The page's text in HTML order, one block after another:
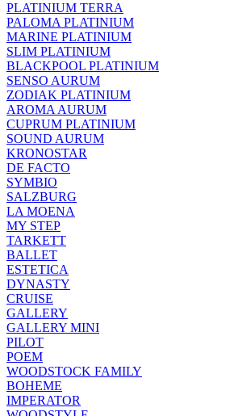
PLATINIUM TERRA
PALOMA PLATINIUM
MARINE PLATINIUM
SLIM PLATINIUM
BLACKPOOL PLATINIUM
SENSO AURUM
ZODIAK PLATINIUM
AROMA AURUM
CUPRUM PLATINIUM
SOUND AURUM
KRONOSTAR
DE FACTO
SYMBIO
SALZBURG
LA MOENA
MY STEP
TARKETT
BALLET
ESTETICA
DYNASTY
CRUISE
GALLERY
GALLERY MINI
PILOT
POEM
WOODSTOCK FAMILY
BOHEME
IMPERATOR